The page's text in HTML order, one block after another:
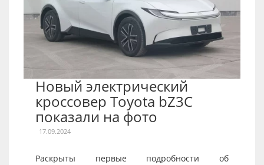
Новый электрический
кроссовер Toyota bZ3C
показали на фото
17.09.2024
Раскрыты первые подробности об